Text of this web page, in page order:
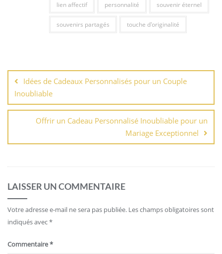
lien affectif personnalité souvenir éternel
souvenirs partagés touche d'originalité
de
l’article
Idées de Cadeaux Personnalisés pour un Couple
Inoubliable
Offrir un Cadeau Personnalisé Inoubliable pour un
Mariage Exceptionnel
LAISSER UN COMMENTAIRE
Votre adresse e-mail ne sera pas publiée. Les champs obligatoires sont
indiqués avec*
Commentaire*